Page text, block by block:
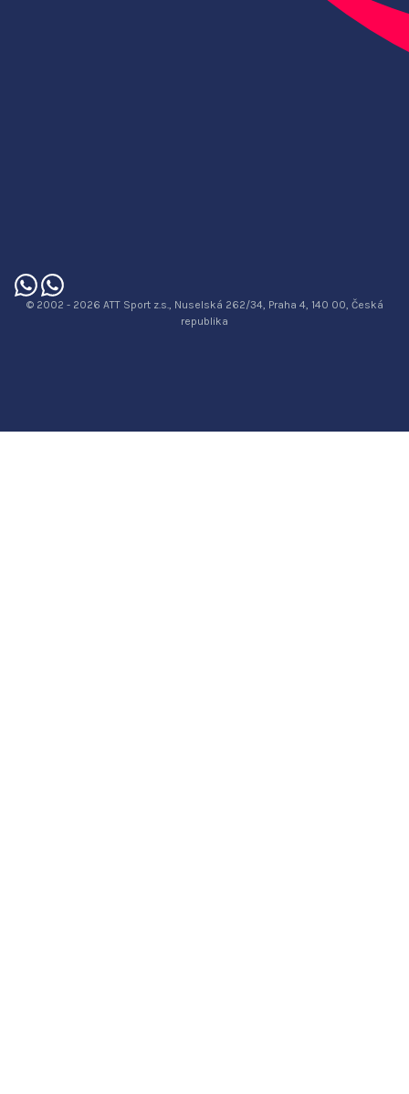
© 2002 - 2026 ATT Sport z.s., Nuselská 262/34, Praha 4, 140 00, Česká
republika